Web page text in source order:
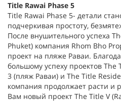
Title Rawai Phase 5
Title Rawai Phase 5- детали
подчеркивая простоту,
После внушительного успеха
Phuket) компания Rhom Bho
проект на пляже Раваи.
большому успеху проектов The
3 (пляж Раваи) и The Title
компания продолжает расти и
Вам новый проект The Title V